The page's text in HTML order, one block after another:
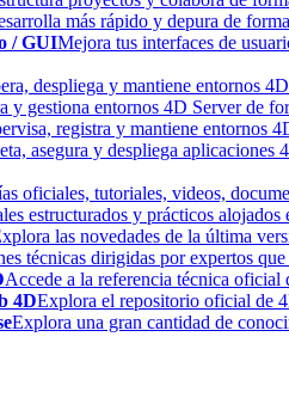
más rápido y depura de
/ GUIMejora tus interfaces de
despliega y mantiene entornos
y gestiona entornos 4D Server de
registra y mantiene entornos
asegura y despliega aplicaciones
oficiales, tutoriales, videos,
estructurados y prácticos
las novedades de la última
técnicas dirigidas por expertos
Accede a la referencia técnica oficial
4DExplora el repositorio oficial de
Explora una gran cantidad de